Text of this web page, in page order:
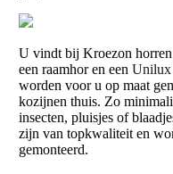
U vindt bij Kroezon
een raamhor en een Unilux
worden voor u op maat
kozijnen thuis. Zo
insecten, pluisjes of
zijn van topkwaliteit en
gemonteerd.